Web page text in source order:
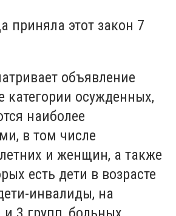
приняла этот закон 7
объявление
категории осужденных,
наиболее
в том числе
и женщин, а также
есть дети в возрасте
инвалиды, на